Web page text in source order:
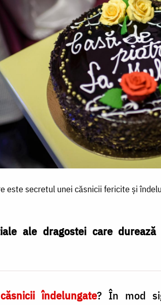
este secretul unei căsnicii fericite și
ale dragostei care
căsnicii îndelungate? În mod